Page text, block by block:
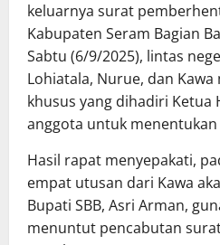
keluarnya surat
Kabupaten Seram Bagian
Sabtu (6/9/2025), lintas
Lohiatala, Nurue, dan
khusus yang dihadiri Ketua
anggota untuk
Hasil rapat menyepakati,
empat utusan dari Kawa
Bupati SBB, Asri Arman,
menuntut pencabutan